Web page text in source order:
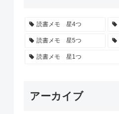
読書メモ 星4つ
読書メモ 星5つ
読書メモ 星1つ
アーカイブ